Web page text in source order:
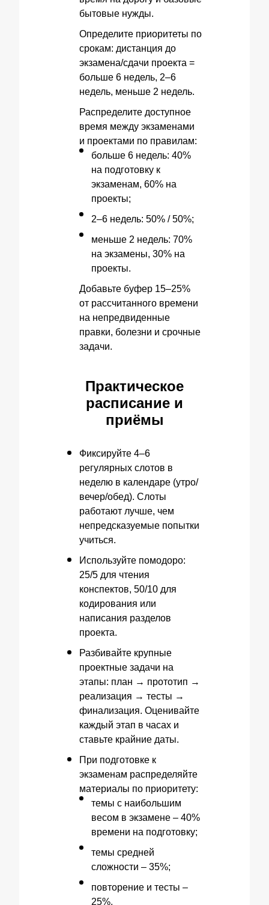
бытовые нужды.
Определите приоритеты по
срокам: дистанция до
экзамена/сдачи проекта =
больше 6 недель, 2–6
недель, меньше 2 недель.
Распределите доступное
время между экзаменами
и проектами по правилам:
больше 6 недель: 40%
на подготовку к
экзаменам, 60% на
проекты;
2–6 недель: 50% / 50%;
меньше 2 недель: 70%
на экзамены, 30% на
проекты.
Добавьте буфер 15–25%
от рассчитанного времени
на непредвиденные
правки, болезни и срочные
задачи.
Практическое
расписание и
приёмы
Фиксируйте 4–6
регулярных слотов в
неделю в календаре (утро/
вечер/обед). Слоты
работают лучше, чем
непредсказуемые попытки
учиться.
Используйте помодоро:
25/5 для чтения
конспектов, 50/10 для
кодирования или
написания разделов
проекта.
Разбивайте крупные
проектные задачи на
этапы: план → прототип →
реализация → тесты →
финализация. Оценивайте
каждый этап в часах и
ставьте крайние даты.
При подготовке к
экзаменам распределяйте
материалы по приоритету:
темы с наибольшим
весом в экзамене – 40%
времени на подготовку;
темы средней
сложности – 35%;
повторение и тесты –
25%.